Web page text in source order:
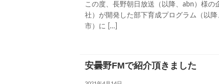
この度、長野朝日放送（以降、abn）様
社）が開発した部下育成プログラム（以
市）に […]
安曇野FMで紹介頂きました